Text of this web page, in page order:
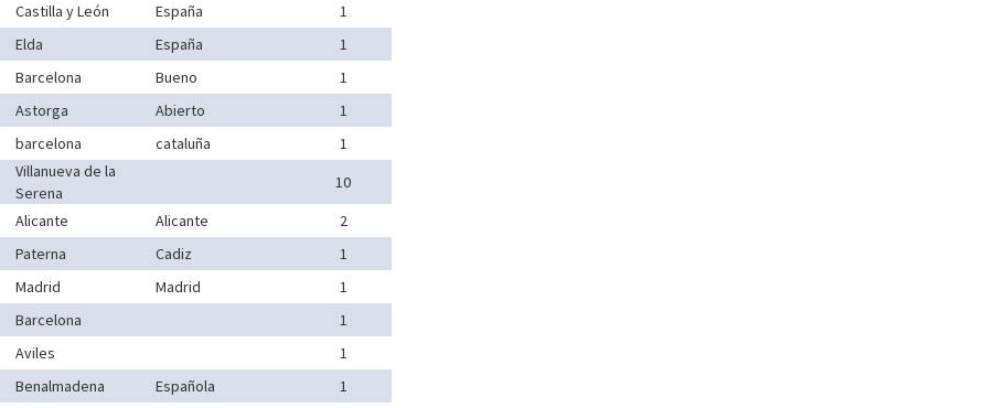
Castilla y León España
1
Elda España
1
Barcelona Bueno
1
Astorga Abierto
1
barcelona cataluña
1
Villanueva de la
Serena
10
Alicante Alicante
2
Paterna Cadiz
1
Madrid Madrid
1
Barcelona
1
Aviles
1
Benalmadena Española
1